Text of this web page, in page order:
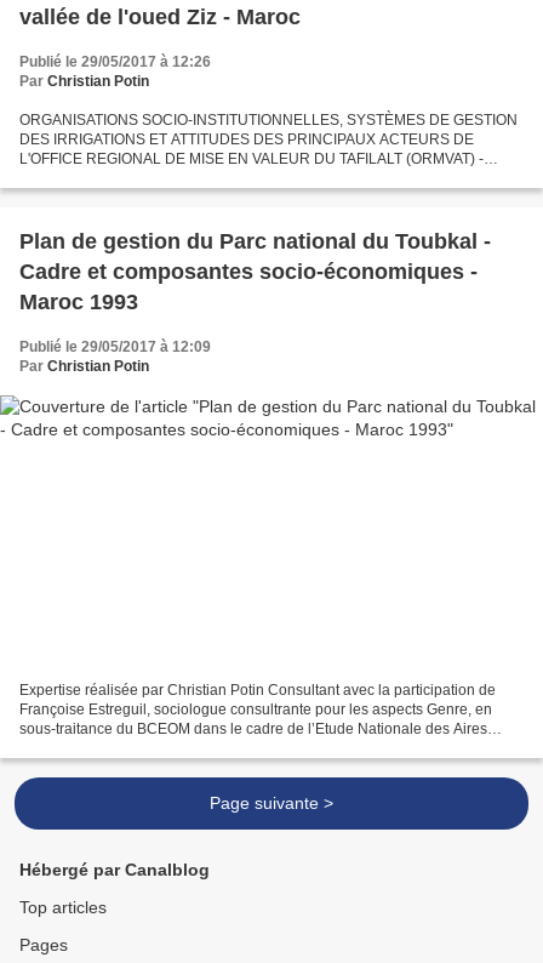
vallée de l'oued Ziz - Maroc
Publié le 29/05/2017 à 12:26
Par Christian Potin
ORGANISATIONS SOCIO-INSTITUTIONNELLES, SYSTÈMES DE GESTION
DES IRRIGATIONS ET ATTITUDES DES PRINCIPAUX ACTEURS DE
L'OFFICE REGIONAL DE MISE EN VALEUR DU TAFILALT (ORMVAT) -
1995 Annexe...
Plan de gestion du Parc national du Toubkal -
Cadre et composantes socio-économiques -
Maroc 1993
Publié le 29/05/2017 à 12:09
Par Christian Potin
Expertise réalisée par Christian Potin Consultant avec la participation de
Françoise Estreguil, sociologue consultrante pour les aspects Genre, en
sous-traitance du BCEOM dans le cadre de l’Etude Nationale des Aires
Page suivante >
Hébergé par Canalblog
Top articles
Pages